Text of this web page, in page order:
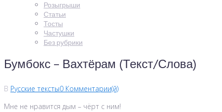
Розыгрыши
Статьи
Тосты
Частушки
Без рубрики
Бумбокс – Вахтёрам (Текст/Слова)
В Русские тексты0 Комментарии(й)
Мне не нравится дым – чёрт с ним!